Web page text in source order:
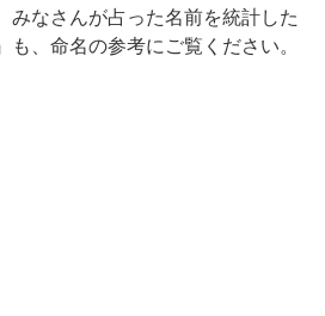
みなさんが占った名前を統計した
も、命名の参考にご覧ください。